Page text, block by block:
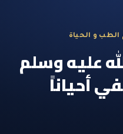
و الحياة
عليه وسلم
أحياناً